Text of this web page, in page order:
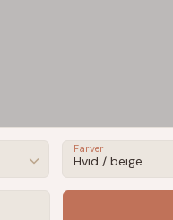
Hvid / beige
Farver